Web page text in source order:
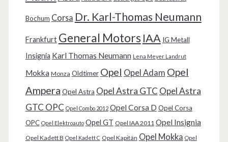
Bochum Corsa Dr. Karl-Thomas Neumann
Frankfurt General Motors IAA IG Metall
Insignia Karl Thomas Neumann Lena Meyer Landrut
Mokka Monza Oldtimer Opel Opel Adam Opel
Ampera Opel Astra Opel Astra GTC Opel Astra
GTC OPC Opel Combo 2012 Opel Corsa D Opel Corsa
OPC Opel Elektroauto Opel GT Opel IAA 2011 Opel Insignia
Opel Kadett B Opel Kadett C Opel Kapitän Opel Mokka Opel